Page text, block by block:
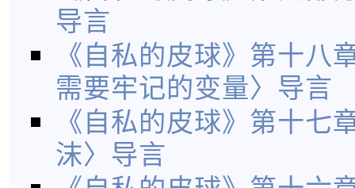
导言
《自私的皮球》第十八
需要牢记的变量〉导言
《自私的皮球》第十七
沫〉导言